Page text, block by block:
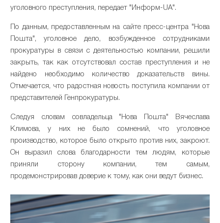
уголовного преступления, передает "Информ-UA".
По данным, предоставленным на сайте пресс-центра "Нова
Пошта", уголовное дело, возбужденное сотрудниками
прокуратуры в связи с деятельностью компании, решили
закрыть, так как отсутствовал состав преступления и не
найдено необходимо количество доказательств вины.
Отмечается, что радостная новость поступила компании от
представителей Генпрокуратуры.
Следуя словам совладельца "Нова Пошта" Вячеслава
Климова, у них не было сомнений, что уголовное
производство, которое было открыто против них, закроют.
Он выразил слова благодарности тем людям, которые
приняли сторону компании, тем самым,
продемонстрировав доверие к тому, как они ведут бизнес.